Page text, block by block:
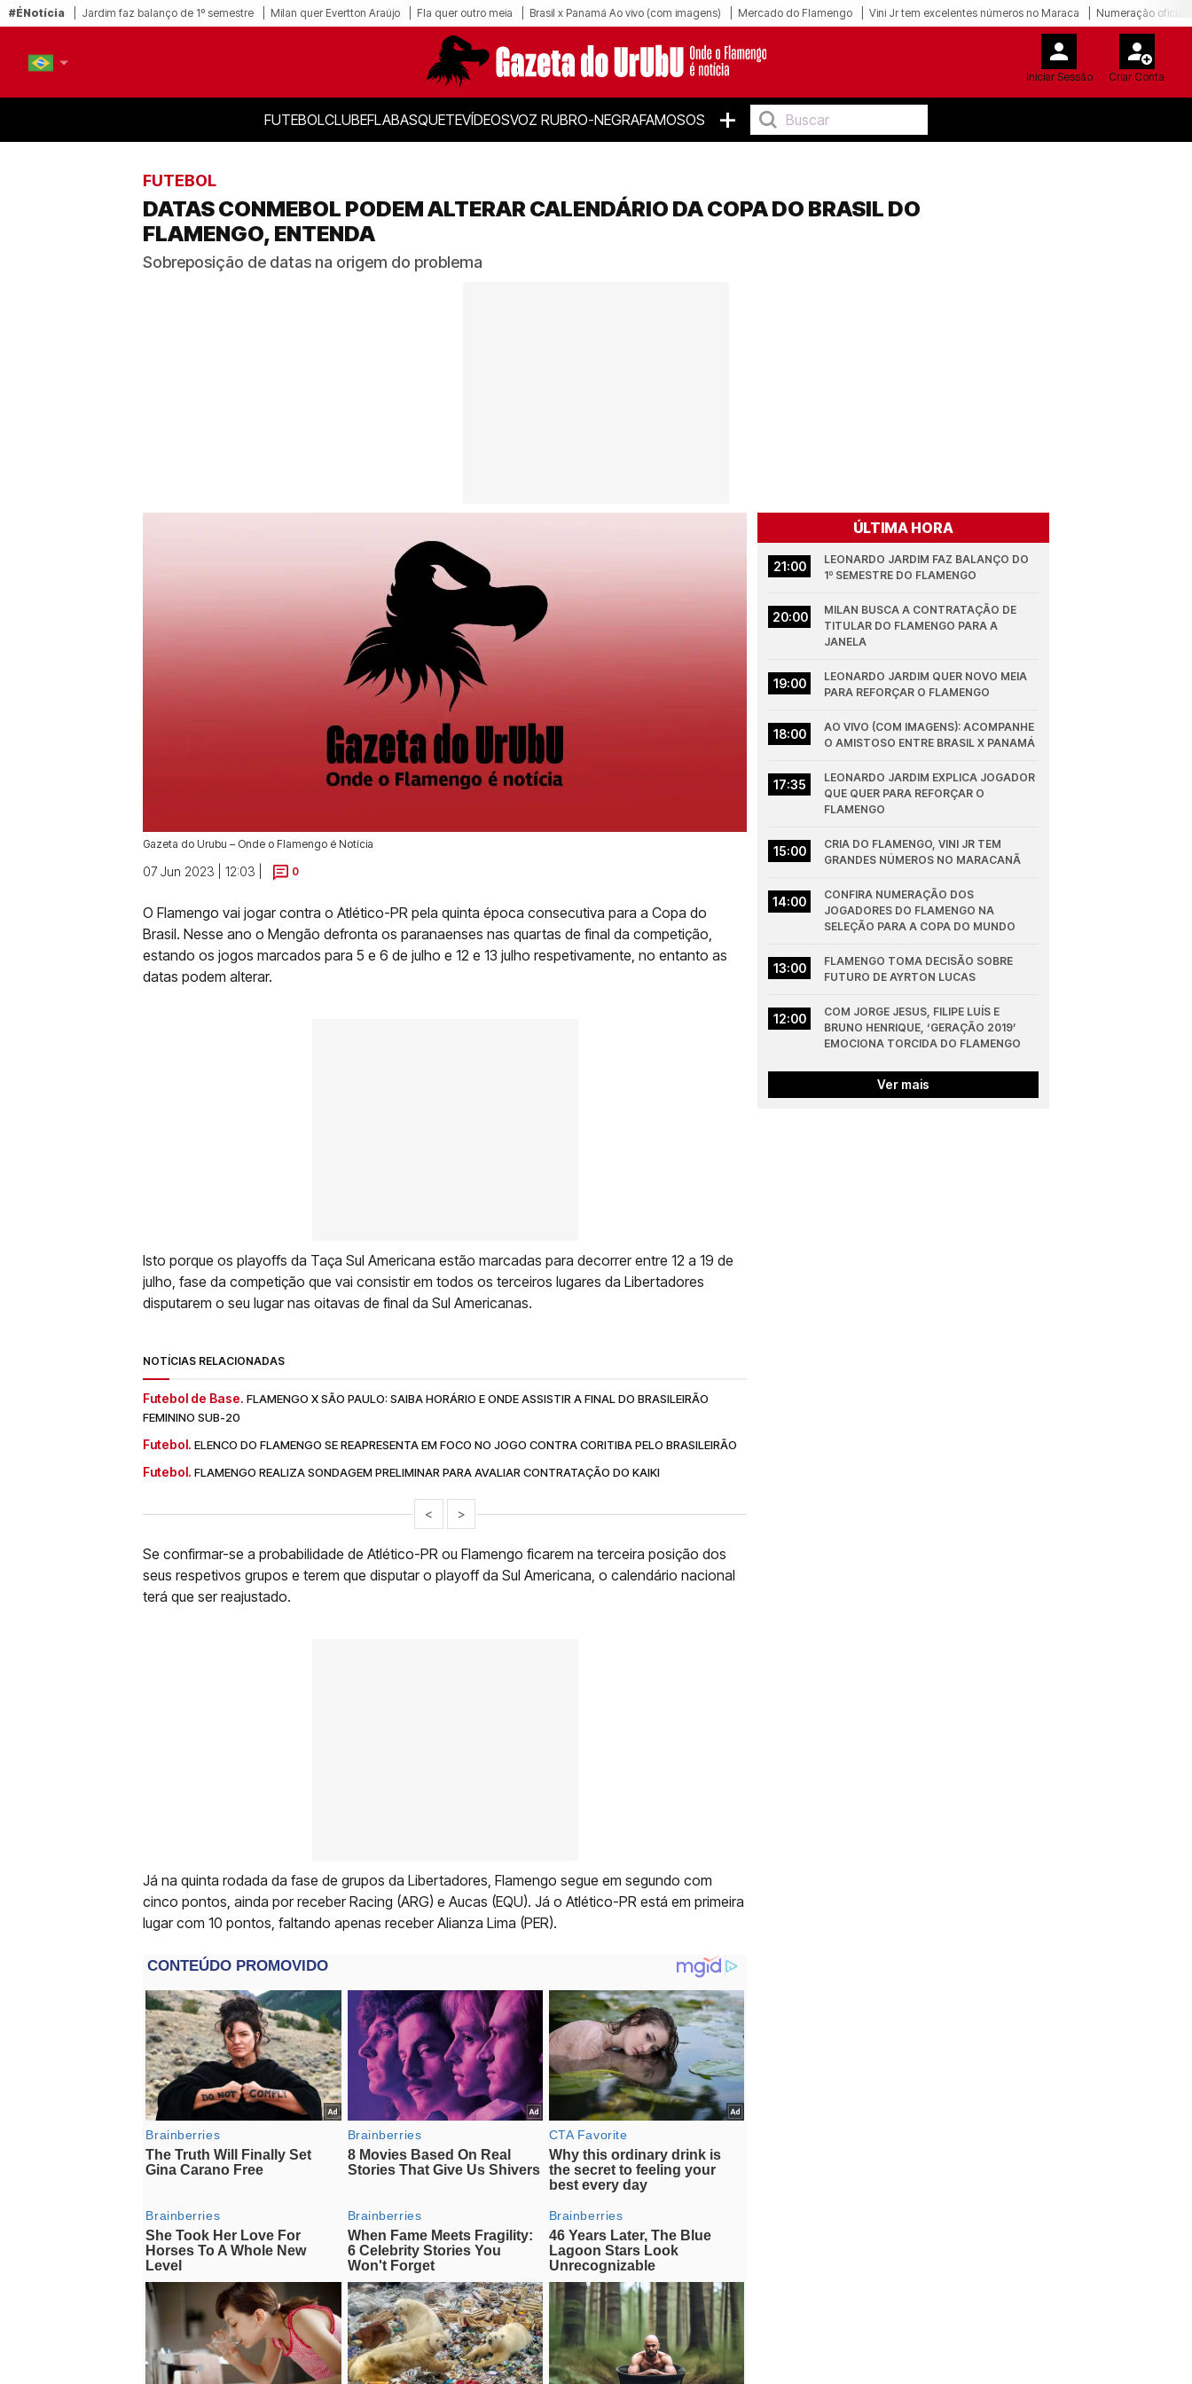
#ÉNotícia Jardim faz balanço de 1º semestre Milan quer Evertton Araújo Fla quer outro meia Brasil x Panamá Ao vivo (com imagens) Mercado do Flamengo Vini Jr tem excelentes números no Maraca Numeração oficial
Iniciar Sessão Criar Conta
FUTEBOLCLUBEFLABASQUETEVÍDEOSVOZ RUBRO-NEGRAFAMOSOS +
FUTEBOL
DATAS CONMEBOL PODEM ALTERAR CALENDÁRIO DA COPA DO BRASIL DO
FLAMENGO, ENTENDA
Sobreposição de datas na origem do problema
Gazeta do Urubu – Onde o Flamengo é Notícia
07 Jun 2023 | 12:03 | 0
O Flamengo vai jogar contra o Atlético-PR pela quinta época consecutiva para a Copa do
Brasil. Nesse ano o Mengão defronta os paranaenses nas quartas de final da competição,
estando os jogos marcados para 5 e 6 de julho e 12 e 13 julho respetivamente, no entanto as
datas podem alterar.
Isto porque os playoffs da Taça Sul Americana estão marcadas para decorrer entre 12 a 19 de
julho, fase da competição que vai consistir em todos os terceiros lugares da Libertadores
disputarem o seu lugar nas oitavas de final da Sul Americanas.
NOTÍCIAS RELACIONADAS
Futebol de Base. FLAMENGO X SÃO PAULO: SAIBA HORÁRIO E ONDE ASSISTIR A FINAL DO BRASILEIRÃO
FEMININO SUB-20
Futebol. ELENCO DO FLAMENGO SE REAPRESENTA EM FOCO NO JOGO CONTRA CORITIBA PELO BRASILEIRÃO
Futebol. FLAMENGO REALIZA SONDAGEM PRELIMINAR PARA AVALIAR CONTRATAÇÃO DO KAIKI
< >
Se confirmar-se a probabilidade de Atlético-PR ou Flamengo ficarem na terceira posição dos
seus respetivos grupos e terem que disputar o playoff da Sul Americana, o calendário nacional
terá que ser reajustado.
Já na quinta rodada da fase de grupos da Libertadores, Flamengo segue em segundo com
cinco pontos, ainda por receber Racing (ARG) e Aucas (EQU). Já o Atlético-PR está em primeira
lugar com 10 pontos, faltando apenas receber Alianza Lima (PER).
ÚLTIMA HORA
21:00
LEONARDO JARDIM FAZ BALANÇO DO
1º SEMESTRE DO FLAMENGO
20:00
MILAN BUSCA A CONTRATAÇÃO DE
TITULAR DO FLAMENGO PARA A
JANELA
19:00
LEONARDO JARDIM QUER NOVO MEIA
PARA REFORÇAR O FLAMENGO
18:00
AO VIVO (COM IMAGENS): ACOMPANHE
O AMISTOSO ENTRE BRASIL X PANAMÁ
17:35
LEONARDO JARDIM EXPLICA JOGADOR
QUE QUER PARA REFORÇAR O
FLAMENGO
15:00
CRIA DO FLAMENGO, VINI JR TEM
GRANDES NÚMEROS NO MARACANÃ
14:00
CONFIRA NUMERAÇÃO DOS
JOGADORES DO FLAMENGO NA
SELEÇÃO PARA A COPA DO MUNDO
13:00
FLAMENGO TOMA DECISÃO SOBRE
FUTURO DE AYRTON LUCAS
12:00
COM JORGE JESUS, FILIPE LUÍS E
BRUNO HENRIQUE, ‘GERAÇÃO 2019’
EMOCIONA TORCIDA DO FLAMENGO
Ver mais